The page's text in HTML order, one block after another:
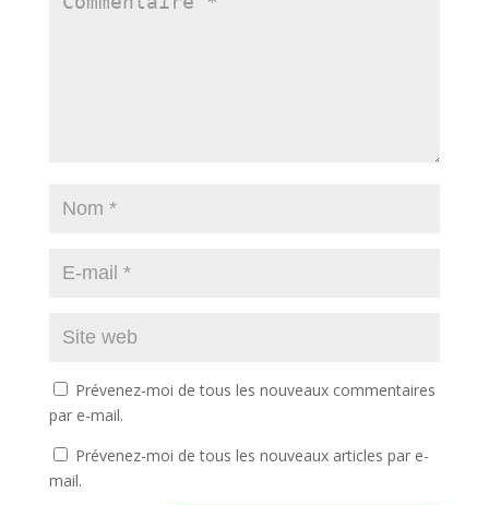
Prévenez-moi de tous les nouveaux commentaires
par e-mail.
Prévenez-moi de tous les nouveaux articles par e-
mail.